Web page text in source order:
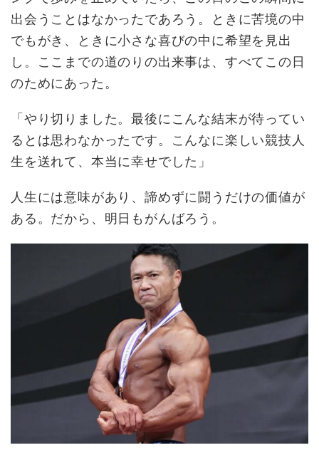
出会うことはなかったであろう。ときに苦境の中
でもがき、ときに小さな喜びの中に希望を見出
し。ここまでの道のりの出来事は、すべてこの日
のためにあった。
「やり切りました。最後にこんな結末が待ってい
るとは思わなかったです。こんなに楽しい競技人
生を送れて、本当に幸せでした」
人生には意味があり、諦めずに闘うだけの価値が
ある。だから、明日もがんばろう。